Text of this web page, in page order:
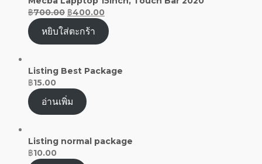
฿700.00 ฿400.00
หยิบใส่ตะกร้า
Listing Best Package
฿15.00
อ่านเพิ่ม
Listing normal package
฿10.00